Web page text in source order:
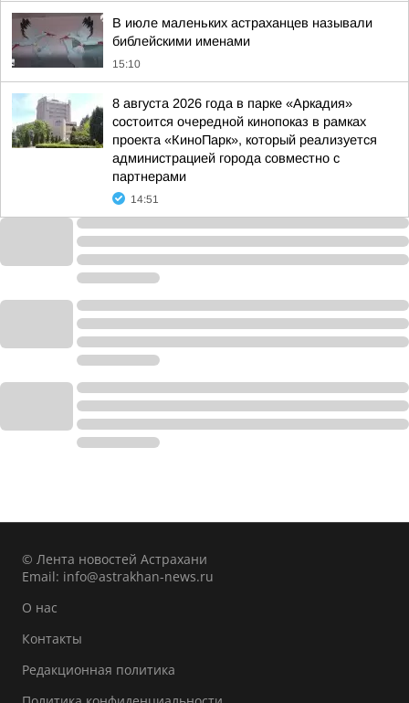
В июле маленьких астраханцев называли
библейскими именами
15:10
8 августа 2026 года в парке «Аркадия»
состоится очередной кинопоказ в рамках
проекта «КиноПарк», который реализуется
администрацией города совместно с
партнерами
14:51
© Лента новостей Астрахани
Email: info@astrakhan-news.ru
О нас
Контакты
Редакционная политика